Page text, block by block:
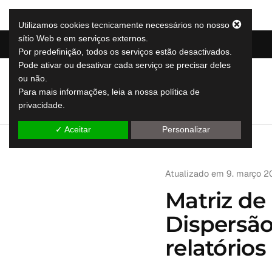
soluções de reporting leap
SERVIÇOS
Atualizado em 9. março
Matriz de
Utilizamos cookies tecnicamente necessários no nosso
sítio Web e em serviços externos.
Por predefinição, todos os serviços estão desactivados.
Pode ativar ou desativar cada serviço se precisar deles
ou não.
Para mais informações, leia a nossa política de
privacidade.
✓ Aceitar Personalizar